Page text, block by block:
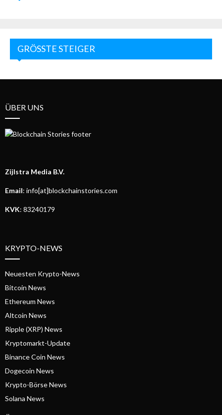
GRÖSSTE STEIGER
ÜBER UNS
Zijlstra Media B.V.
Email: info[at]blockchainstories.com
KVK: 83240179
KRYPTO-NEWS
Neuesten Krypto-News
Bitcoin News
Ethereum News
Altcoin News
Ripple (XRP) News
Kryptomarkt-Update
Binance Coin News
Dogecoin News
Krypto-Börse News
Solana News